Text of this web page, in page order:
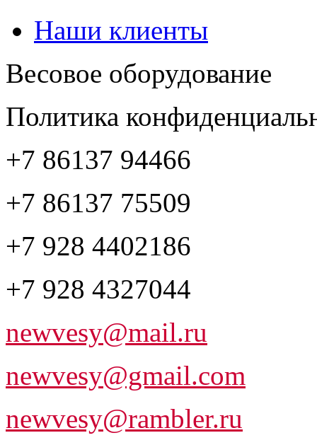
Наши клиенты
Весовое оборудование
Политика
+7 86137 94466
+7 86137 75509
+7 928 4402186
+7 928 4327044
newvesy@mail.ru
newvesy@gmail.com
newvesy@rambler.ru